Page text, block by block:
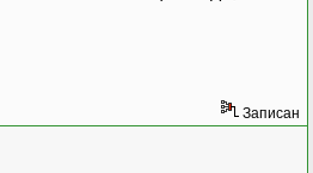
Записан